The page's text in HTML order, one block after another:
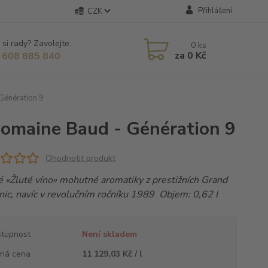
CZK Přihlášení
rady? Zavolejte.
885 840
0 ks
za 0 Kč
9
Baud - Génération 9
Ohodnotit produkt
«Žluté víno» mohutné aromatiky z prestižních Grand
navíc v revolučním ročníku 1989 Objem: 0,62 l
Není skladem
cena
11 129,03 Kč / l